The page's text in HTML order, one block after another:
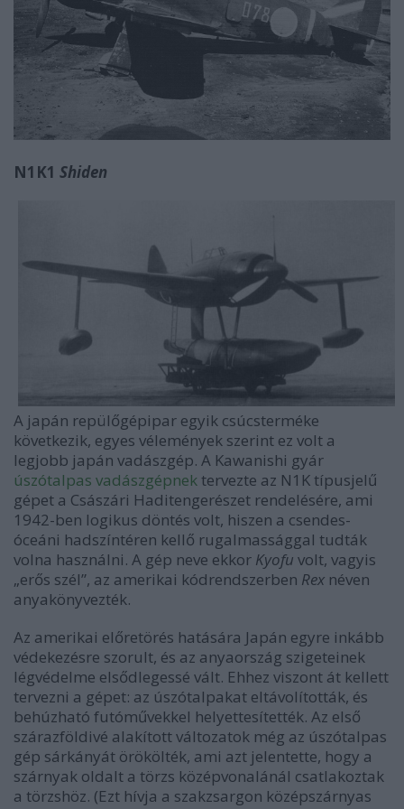
N1K1 Shiden
A japán repülőgépipar egyik csúcsterméke
következik, egyes vélemények szerint ez volt a
legjobb japán vadászgép. A Kawanishi gyár
úszótalpas vadászgépnek tervezte az N1K típusjelű
gépet a Császári Haditengerészet rendelésére, ami
1942-ben logikus döntés volt, hiszen a csendes-
óceáni hadszíntéren kellő rugalmassággal tudták
volna használni. A gép neve ekkor Kyofu volt, vagyis
„erős szél”, az amerikai kódrendszerben Rex néven
anyakönyvezték.
Az amerikai előretörés hatására Japán egyre inkább
védekezésre szorult, és az anyaország szigeteinek
légvédelme elsődlegessé vált. Ehhez viszont át kellett
tervezni a gépet: az úszótalpakat eltávolították, és
behúzható futóművekkel helyettesítették. Az első
szárazföldivé alakított változatok még az úszótalpas
gép sárkányát örökölték, ami azt jelentette, hogy a
szárnyak oldalt a törzs középvonalánál csatlakoztak
a törzshöz. (Ezt hívja a szakzsargon középszárnyas